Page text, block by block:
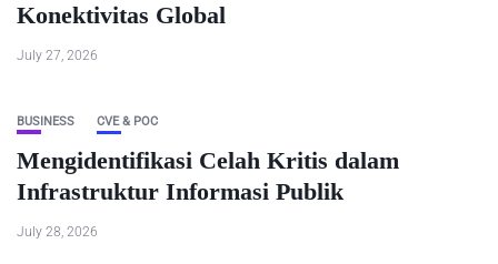
Konektivitas Global
July 27, 2026
BUSINESS CVE & POC
Mengidentifikasi Celah Kritis dalam
Infrastruktur Informasi Publik
July 28, 2026